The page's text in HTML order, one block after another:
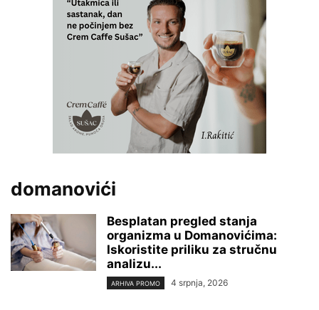
domanovići
Besplatan pregled stanja
organizma u Domanovićima:
Iskoristite priliku za stručnu
analizu...
ARHIVA PROMO 4 srpnja, 2026